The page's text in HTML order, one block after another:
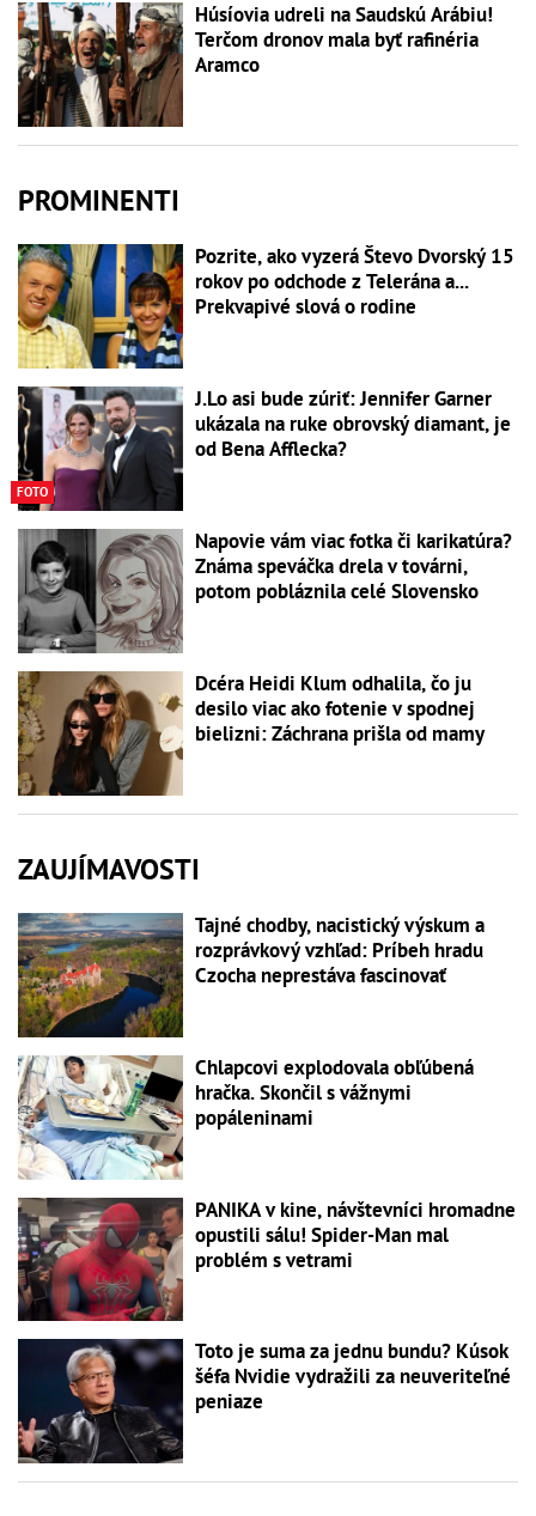
Húsíovia udreli na Saudskú Arábiu!
Terčom dronov mala byť rafinéria
Aramco
PROMINENTI
Pozrite, ako vyzerá Števo Dvorský 15
rokov po odchode z Telerána a...
Prekvapivé slová o rodine
FOTO
J.Lo asi bude zúriť: Jennifer Garner
ukázala na ruke obrovský diamant, je
od Bena Afflecka?
Napovie vám viac fotka či karikatúra?
Známa speváčka drela v továrni,
potom pobláznila celé Slovensko
Dcéra Heidi Klum odhalila, čo ju
desilo viac ako fotenie v spodnej
bielizni: Záchrana prišla od mamy
ZAUJÍMAVOSTI
Tajné chodby, nacistický výskum a
rozprávkový vzhľad: Príbeh hradu
Czocha neprestáva fascinovať
Chlapcovi explodovala obľúbená
hračka. Skončil s vážnymi
popáleninami
PANIKA v kine, návštevníci hromadne
opustili sálu! Spider-Man mal
problém s vetrami
Toto je suma za jednu bundu? Kúsok
šéfa Nvidie vydražili za neuveriteľné
peniaze